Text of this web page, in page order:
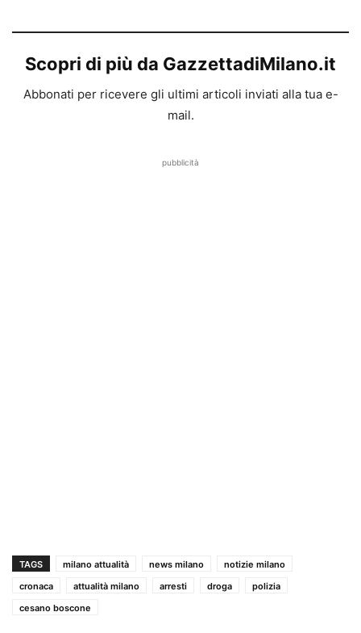
Scopri di più da GazzettadiMilano.it
Abbonati per ricevere gli ultimi articoli inviati alla tua e-
mail.
pubblicità
TAGS milano attualità news milano
notizie milano
cronaca
attualità milano arresti droga
polizia
cesano boscone